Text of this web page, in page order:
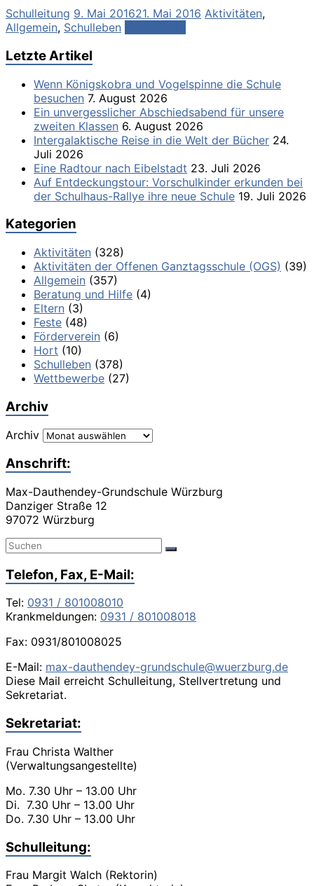
Schulleitung 9. Mai 201621. Mai 2016 Aktivitäten,
Allgemein, Schulleben
Letzte Artikel
Wenn Königskobra und Vogelspinne die Schule
besuchen 7. August 2026
Ein unvergesslicher Abschiedsabend für unsere
zweiten Klassen 6. August 2026
Intergalaktische Reise in die Welt der Bücher 24.
Juli 2026
Eine Radtour nach Eibelstadt 23. Juli 2026
Auf Entdeckungstour: Vorschulkinder erkunden bei
der Schulhaus-Rallye ihre neue Schule 19. Juli 2026
Kategorien
Aktivitäten (328)
Aktivitäten der Offenen Ganztagsschule (OGS) (39)
Allgemein (357)
Beratung und Hilfe (4)
Eltern (3)
Feste (48)
Förderverein (6)
Hort (10)
Schulleben (378)
Wettbewerbe (27)
Archiv
Archiv
Anschrift:
Max-Dauthendey-Grundschule Würzburg
Danziger Straße 12
97072 Würzburg
Telefon, Fax, E-Mail:
Tel: 0931 / 801008010
Krankmeldungen: 0931 / 801008018
Fax: 0931/801008025
E-Mail: max-dauthendey-grundschule@wuerzburg.de
Diese Mail erreicht Schulleitung, Stellvertretung und
Sekretariat.
Sekretariat:
Frau Christa Walther
(Verwaltungsangestellte)
Mo. 7.30 Uhr – 13.00 Uhr
Di. 7.30 Uhr – 13.00 Uhr
Do. 7.30 Uhr – 13.00 Uhr
Schulleitung:
Frau Margit Walch (Rektorin)